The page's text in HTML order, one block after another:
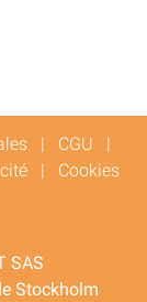
| CGU |
| Cookies
SAS
Stockholm